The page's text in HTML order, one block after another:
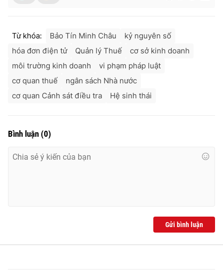
Từ khóa: Bảo Tín Minh Châu
kỷ nguyên số
hóa đơn điện tử
Quản lý Thuế
cơ sở kinh doanh
môi trường kinh doanh
vi phạm pháp luật
cơ quan thuế
ngân sách Nhà nước
cơ quan Cảnh sát điều tra
Hệ sinh thái
Bình luận (0)
Gửi bình luận